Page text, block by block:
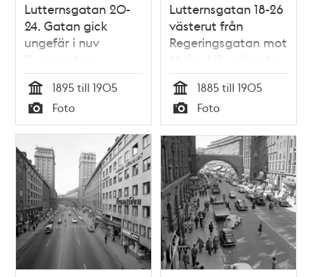
Lutternsgatan 20-
24. Gatan gick
ungefär i nuv
Kungsgatans
sträckning mellan
Stureplan och
Malmskillnadsgatan
Tid
1895 till 1905
Typ
Foto
Lutternsgatan 18-26
västerut från
Regeringsgatan mot
Malmskillnadsgatan.
Vid brandgaveln
ligger nu Norra
Kungstornet.
Lutternsgatan
urschaktades 1905-
1911 och fick namnet
Kungsgatan
Tid
1885 till 1905
Typ
Foto